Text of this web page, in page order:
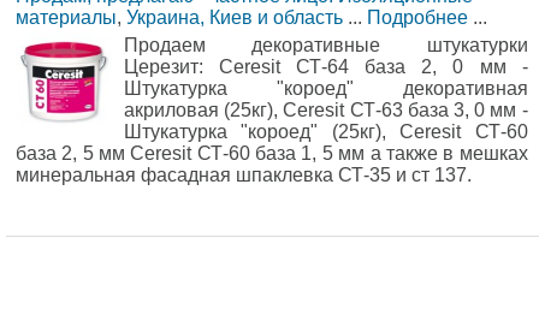
материалы, Украина, Киев и область ... Подробнее ...
Продаем декоративные штукатурки
Церезит: Ceresit СТ-64 база 2, 0 мм -
Штукатурка "короед" декоративная
акриловая (25кг), Ceresit СТ-63 база 3, 0 мм -
Штукатурка "короед" (25кг), Ceresit СТ-60
база 2, 5 мм Ceresit СТ-60 база 1, 5 мм а также в мешках
минеральная фасадная шпаклевка СТ-35 и ст 137.